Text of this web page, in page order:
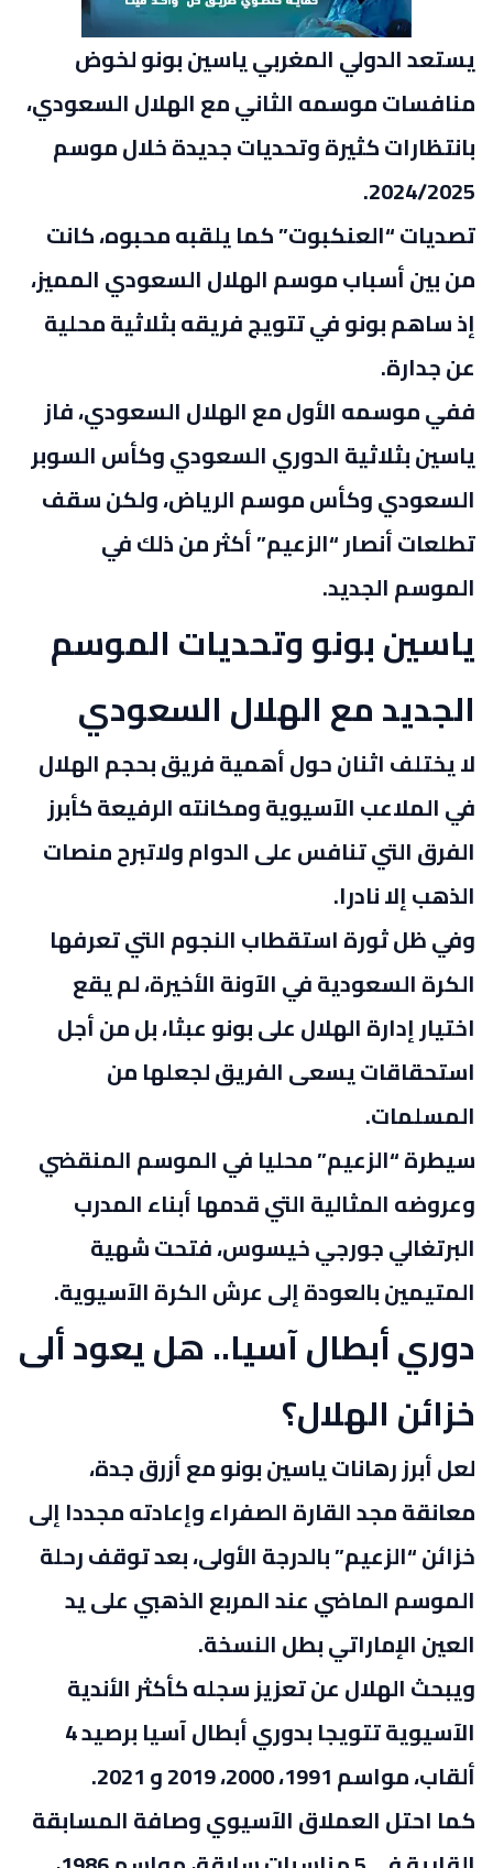
يستعد الدولي المغربي ياسين بونو لخوض
منافسات موسمه الثاني مع الهلال السعودي،
بانتظارات كثيرة وتحديات جديدة خلال موسم
2024/2025.
تصديات “العنكبوت” كما يلقبه محبوه، كانت
من بين أسباب موسم الهلال السعودي المميز،
إذ ساهم بونو في تتويج فريقه بثلاثية محلية
عن جدارة.
ففي موسمه الأول مع الهلال السعودي، فاز
ياسين بثلاثية الدوري السعودي وكأس السوبر
السعودي وكأس موسم الرياض، ولكن سقف
تطلعات أنصار “الزعيم” أكثر من ذلك في
الموسم الجديد.
ياسين بونو وتحديات الموسم
الجديد مع الهلال السعودي
لا يختلف اثنان حول أهمية فريق بحجم الهلال
في الملاعب الآسيوية ومكانته الرفيعة كأبرز
الفرق التي تنافس على الدوام ولاتبرح منصات
الذهب إلا نادرا.
وفي ظل ثورة استقطاب النجوم التي تعرفها
الكرة السعودية في الآونة الأخيرة، لم يقع
اختيار إدارة الهلال على بونو عبثا، بل من أجل
استحقاقات يسعى الفريق لجعلها من
المسلمات.
سيطرة “الزعيم” محليا في الموسم المنقضي
وعروضه المثالية التي قدمها أبناء المدرب
البرتغالي جورجي خيسوس، فتحت شهية
المتيمين بالعودة إلى عرش الكرة الآسيوية.
دوري أبطال آسيا.. هل يعود ألى
خزائن الهلال؟
لعل أبرز رهانات ياسين بونو مع أزرق جدة،
معانقة مجد القارة الصفراء وإعادته مجددا إلى
خزائن “الزعيم” بالدرجة الأولى، بعد توقف رحلة
الموسم الماضي عند المربع الذهبي على يد
العين الإماراتي بطل النسخة.
ويبحث الهلال عن تعزيز سجله كأكثر الأندية
الآسيوية تتويجا بدوري أبطال آسيا برصيد 4
ألقاب، مواسم 1991، 2000، 2019 و 2021.
كما احتل العملاق الآسيوي وصافة المسابقة